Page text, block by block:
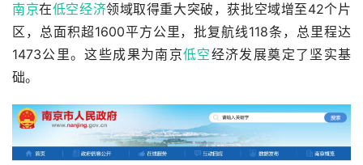
南京在低空经济领域取得重大突破，获批空域增至42个片
区，总面积超1600平方公里，批复航线118条，总里程达
1473公里。这些成果为南京低空经济发展奠定了坚实基
础。